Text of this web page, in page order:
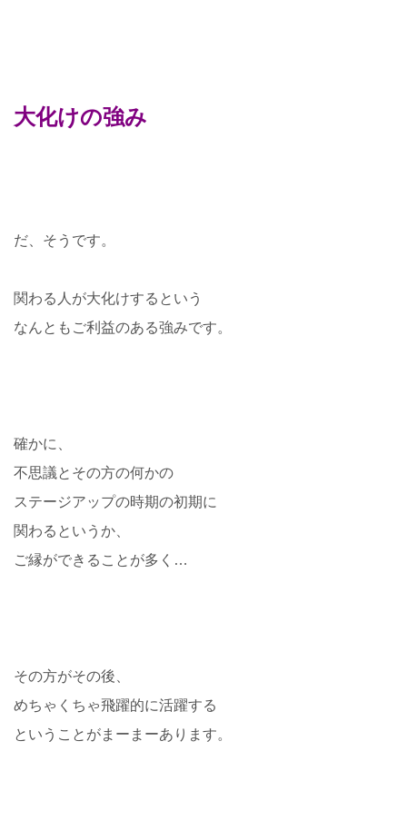
大化けの強み
だ、そうです。
関わる人が大化けするという
なんともご利益のある強みです。
確かに、
不思議とその方の何かの
ステージアップの時期の初期に
関わるというか、
ご縁ができることが多く…
その方がその後、
めちゃくちゃ飛躍的に活躍する
ということがまーまーあります。